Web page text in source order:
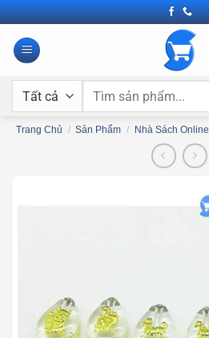
Bỏ
qua
nội
Tìm
Trang Chủ / Sản Phẩm / Nhà Sách Online